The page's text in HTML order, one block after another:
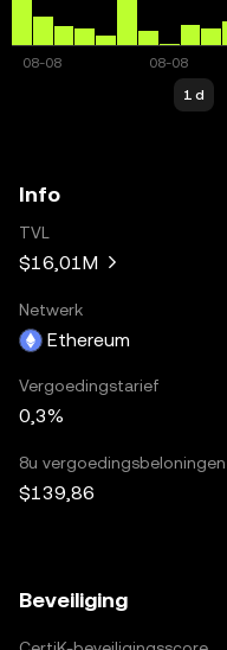
1 d
Info
TVL
$16,01M
Netwerk
Ethereum
Vergoedingstarief
0,3%
8u vergoedingsbeloningen
$139,86
Beveiliging